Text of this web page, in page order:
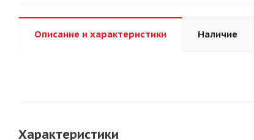
Описание и характеристики Наличие
Характеристики